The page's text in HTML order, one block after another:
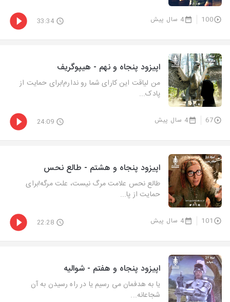
100 4 سال پیش 33:34
اپیزود پنجاه و نهم - هیپوگریف
من لیاقت این کارای شما رو ندارم!برای حمایت از
پادک...
67 4 سال پیش 24:09
اپیزود پنجاه و هشتم - طالع نحس
طالع نحس علامت مرگ نیست، علت مرگه!برای
حمایت از پا...
101 4 سال پیش 22:28
اپیزود پنجاه و هفتم - شوالیه
یا به هدفمان می رسیم یا در راه رسیدن به آن
شجاعانه...